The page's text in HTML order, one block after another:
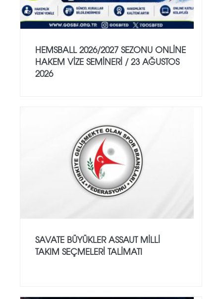
HEMSBALL 2026/2027 SEZONU ONLİNE
HAKEM VİZE SEMİNERİ / 23 AĞUSTOS
2026
SAVATE BÜYÜKLER ASSAUT MİLLİ
TAKIM SEÇMELERİ TALİMATI